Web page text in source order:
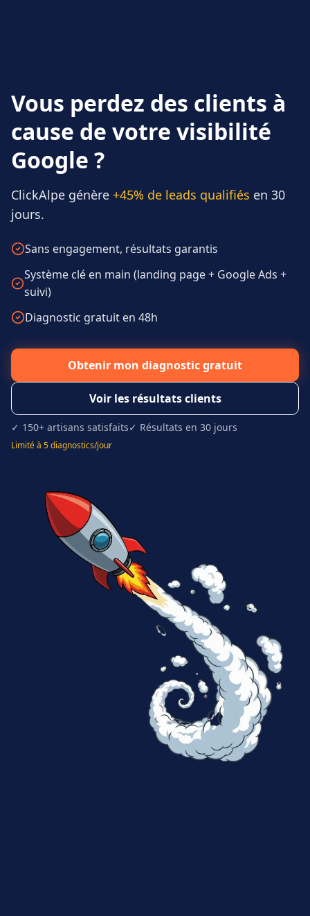
Vous perdez des clients à
cause de votre visibilité
Google ?
ClickAlpe génère +45% de leads qualifiés en 30
jours.
Sans engagement, résultats garantis
Système clé en main (landing page + Google Ads +
suivi)
Diagnostic gratuit en 48h
Obtenir mon diagnostic gratuit
Voir les résultats clients
✓ 150+ artisans satisfaits✓ Résultats en 30 jours
Limité à 5 diagnostics/jour